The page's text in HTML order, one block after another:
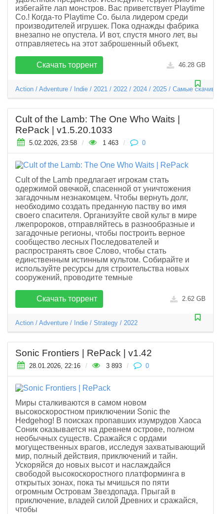
избегайте лап монстров. Вас приветствует Playtime
Co.! Когда-то Playtime Co. была лидером среди
производителей игрушек. Пока однажды фабрика
внезапно не опустела. И вот, спустя много лет, вы
отправляетесь на этот заброшенный объект,
Скачать торрент 46.28 GB
Action / Adventure / Indie / 2021 / 2022 / 2024 / 2025 / Самые
Cult of the Lamb: The One Who Waits |
RePack | v1.5.20.1033
5.02.2026, 23:58 / 1 463 / 0
Cult of the Lamb предлагает игрокам стать
одержимой овечкой, спасенной от уничтожения
загадочным незнакомцем. Чтобы вернуть долг,
необходимо создать преданную паству во имя
своего спасителя. Организуйте свой культ в мире
лжепророков, отправляйтесь в разнообразные и
загадочные регионы, чтобы построить верное
сообщество лесных Последователей и
распространять свое Слово, чтобы стать
единственным истинным культом. Собирайте и
используйте ресурсы для строительства новых
сооружений, проводите темные
Скачать торрент 2.62 GB
Action / Adventure / Indie / Strategy / 2022
Sonic Frontiers | RePack | v1.42
28.01.2026, 22:16 / 3 893 / 0
Миры сталкиваются в самом новом
высокоскоростном приключении Sonic the
Hedgehog! В поисках пропавших изумрудов Хаоса
Соник оказывается на древнем острове, полном
необычных существ. Сражайся с ордами
могущественных врагов, исследуя захватывающий
мир, полный действия, приключений и тайн.
Ускоряйся до новых высот и наслаждайся
свободой высокоскоростного платформинга в
открытых зонах, пока ты мчишься по пяти
огромным Островам Звездопада. Прыгай в
приключение, владей силой Древних и сражайся,
чтобы